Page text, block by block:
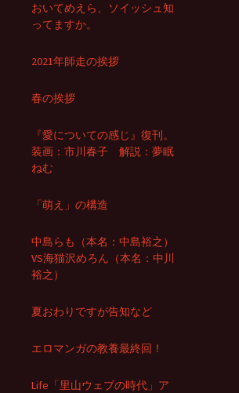
おいてめえら、ソイッシュ知
ってますか。
2021年師走の挨拶
春の挨拶
『愛についての感じ』復刊。
装画：市川春子 解説：夢眠
ねむ
「萌え」の構造
中島らも（本名：中島裕之）
VS海猫沢めろん（本名：中川
裕之）
夏おわりですが告知など
エロマンガの教養最終回！
Life「里山ウェブの時代」ア